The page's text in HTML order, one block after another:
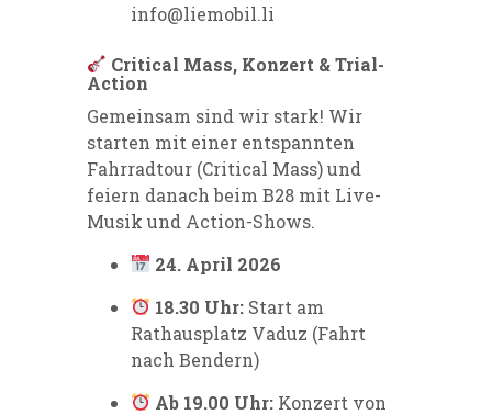
info@liemobil.li
Critical Mass, Konzert & Trial-
Action
Gemeinsam sind wir stark! Wir
starten mit einer entspannten
Fahrradtour (Critical Mass) und
feiern danach beim B28 mit Live-
Musik und Action-Shows.
24. April 2026
18.30 Uhr: Start am
Rathausplatz Vaduz (Fahrt
nach Bendern)
Ab 19.00 Uhr: Konzert von